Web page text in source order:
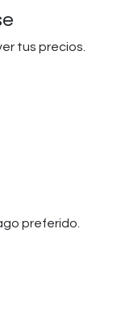
tus precios.
preferido.